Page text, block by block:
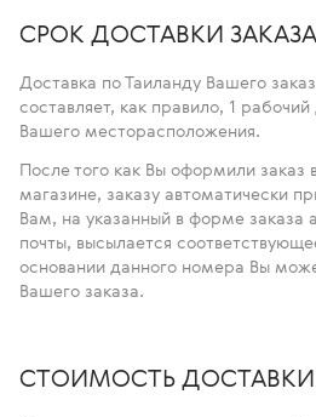
СРОК ДОСТАВКИ ЗАКАЗА
Доставка по Таиланду Вашего
составляет, как правило, 1
Вашего месторасположения.
После того как Вы оформили
магазине, заказу автоматически
Вам, на указанный в форме заказа
почты, высылается
основании данного номера Вы
Вашего заказа.
СТОИМОСТЬ ДОСТАВКИ